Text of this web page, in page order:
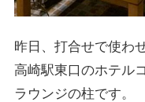
昨日、打合せで使わ
高崎駅東口のホテル
ラウンジの柱です。